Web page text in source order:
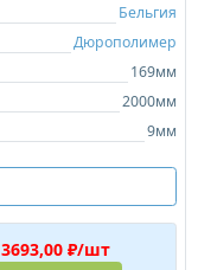
Бельгия
Дюрополимер
169мм
2000мм
9мм
3693,00 ₽/шт